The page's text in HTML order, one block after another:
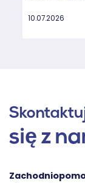
10.07.2026
się z